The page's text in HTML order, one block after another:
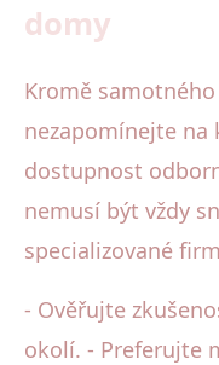
domy
Kromě
nezapomínejte na
dostupnost
nemusí být vždy
specializované
- Ověřujte
okolí. - Preferujte